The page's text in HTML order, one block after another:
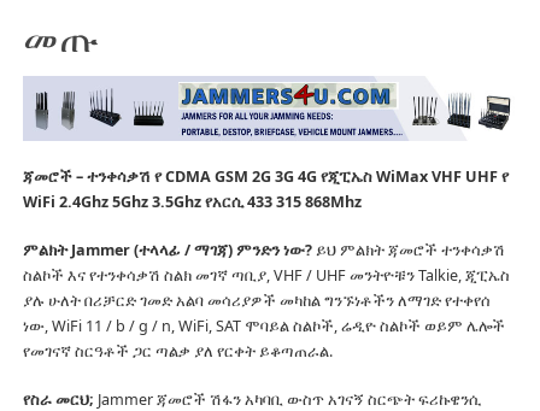
መጡ
ጃመሮች – ተንቀሳቃሽ የ CDMA GSM 2G 3G 4G የጂፒኤስ WiMax VHF UHF የ
WiFi 2.4Ghz 5Ghz 3.5Ghz የአርሲ 433 315 868Mhz
ምልክት Jammer (ተላላፊ / ማገጃ) ምንድን ነው?ይህ ምልክት ጃመሮች ተንቀሳቃሽ
ስልኮች እና የተንቀሳቃሽ ስልክ መገኛ ጣቢያ, VHF / UHF መንትዮቹን Talkie, ጂፒኤስ
ያሉ ሁለት በሪቻርድ ገመድ አልባ መሳሪያዎች መካከል ግንኙነቶችን ለማገድ የተቀየሰ
ነው, WiFi 11 / b / g / n, WiFi, SAT ሞባይል ስልኮች, ሬዲዮ ስልኮች ወይም ሌሎች
የመገናኛ ስርዓቶች ጋር ጣልቃ ያለ የርቀት ይቆጣጠራል.
የስራ መርህ; Jammer ጃመሮች ሽፋን አካባቢ ውስጥ አገናኝ ስርጭት ፍሪኩዌንሲ